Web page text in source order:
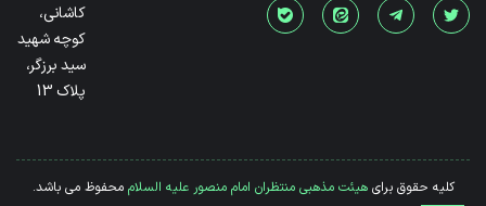
کاشانی،
کوچه شهید
سید برزگر،
پلاک 13
کلیه حقوق برایهیئت مذهبی منتظران امام منصور علیه السلاممحفوظ می باشد.